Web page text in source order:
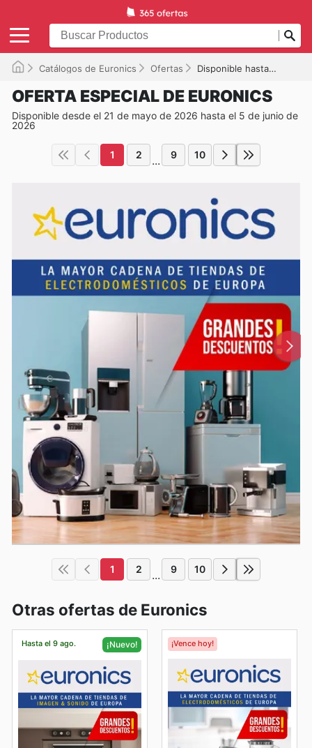
Catálogos de Euronics Ofertas Disponible hasta el 05/06/2026
OFERTA ESPECIAL DE EURONICS
Disponible desde el 21 de mayo de 2026 hasta el 5 de junio de
2026
1 2 ... 9 10
1 2 ... 9 10
Otras ofertas de Euronics
Hasta el 9 ago. ¡Nuevo! ¡Vence hoy!